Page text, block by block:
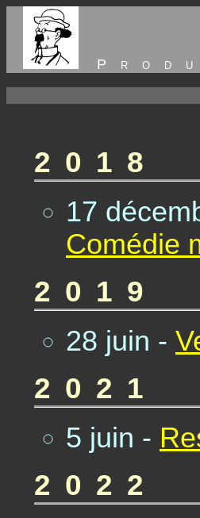
2018
17
Comédie
2019
28 juin -
2021
5 juin -
2022